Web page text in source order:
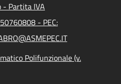
- Partita IVA
- PEC:
Polifunzionale (v.